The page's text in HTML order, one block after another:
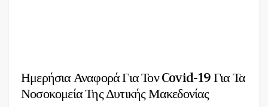
Ημερήσια Αναφορά Για Τον Covid-19 Για Τα
Νοσοκομεία Της Δυτικής Μακεδονίας